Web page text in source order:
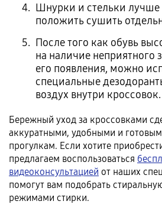
Шнурки и стельки лучше
положить сушить
После того как обувь
на наличие неприятного
его появления, можно
специальные
воздух внутри кроссовок.
Бережный уход за кроссовками
аккуратными, удобными и
прогулкам. Если хотите
предлагаем воспользоваться
видеоконсультацией от наших
помогут вам подобрать
режимами стирки.